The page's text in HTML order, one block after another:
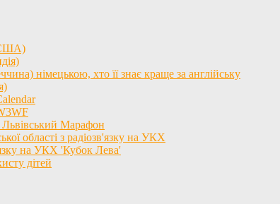
німецькою, хто її знає краще за англійську
Львівський Марафон
області з радіозв'язку на УКХ
на УКХ 'Кубок Лева'
дітей